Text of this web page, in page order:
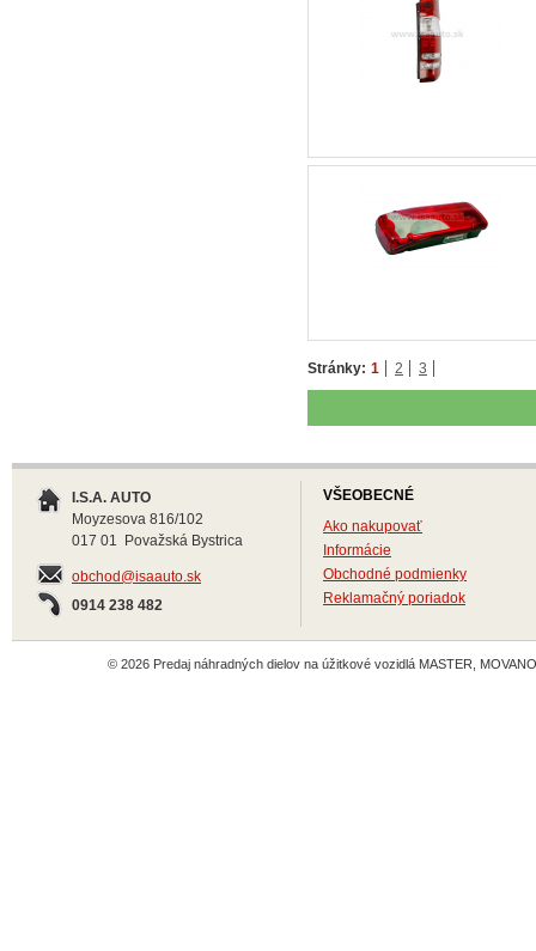
Stránky: 1 2 3
I.S.A. AUTO
Moyzesova 816/102
017 01 Považská Bystrica
obchod@isaauto.sk
0914 238 482
VŠEOBECNÉ
Ako nakupovať
Informácie
Obchodné podmienky
Reklamačný poriadok
© 2026 Predaj náhradných dielov na úžitkové vozidlá MASTER,